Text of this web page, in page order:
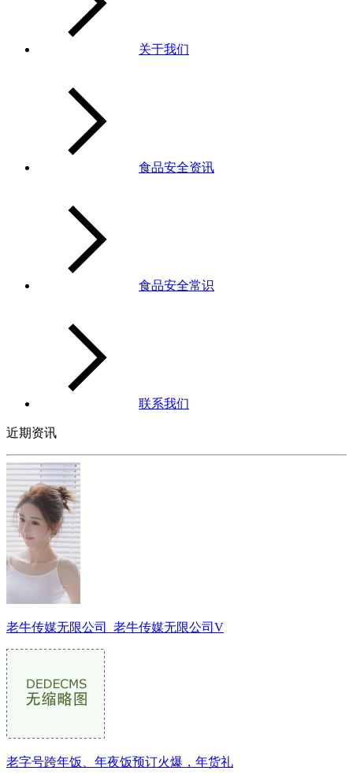
关于我们
食品安全资讯
食品安全常识
联系我们
近期资讯
老牛传媒无限公司_老牛传媒无限公司V
老字号跨年饭、年夜饭预订火爆，年货礼